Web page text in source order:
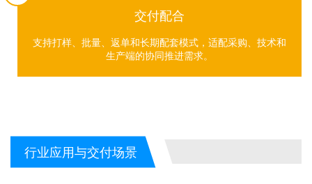
交付配合
支持打样、批量、返单和长期配套模式，适配采购、技术和
生产端的协同推进需求。
行业应用与交付场景